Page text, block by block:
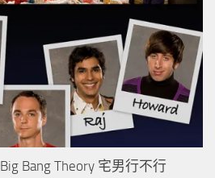
Bang Theory 宅男行不行